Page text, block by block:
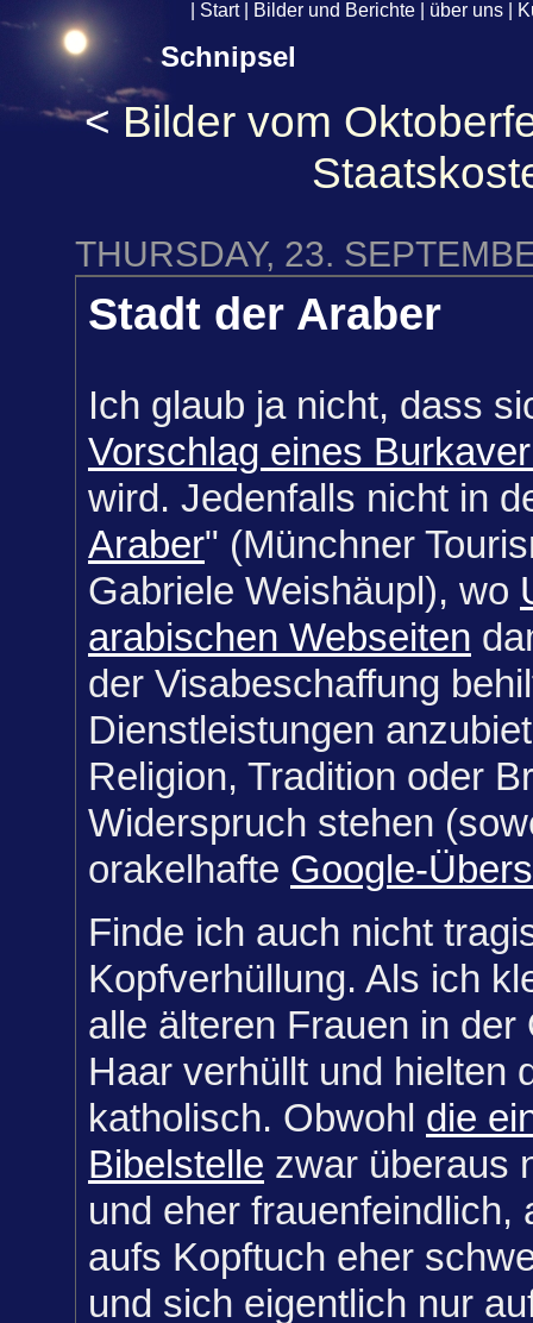
Start| Bilder und Berichte über uns
Schnipsel
< Bilder vom
THURSDAY, 23.
Stadt der Araber
Ich glaub ja nicht, dass
Vorschlag eines
wird. Jedenfalls nicht in
Araber" (Münchner
Gabriele Weishäupl), wo
arabischen Webseiten
der Visabeschaffung
Dienstleistungen
Religion, Tradition oder
Widerspruch stehen
orakelhafte Google-
Finde ich auch nicht
Kopfverhüllung. Als ich
alle älteren Frauen in der
Haar verhüllt und hielten
katholisch. Obwohl die
Bibelstelle zwar überaus
und eher frauenfeindlich,
aufs Kopftuch eher
und sich eigentlich nur